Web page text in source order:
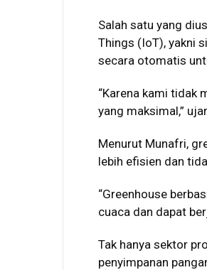
Salah satu yang
Things (IoT), yakni
secara otomatis
“Karena kami tidak
yang maksimal,”
Menurut Munafri,
lebih efisien dan
“Greenhouse
cuaca dan dapat
Tak hanya sektor
penyimpanan